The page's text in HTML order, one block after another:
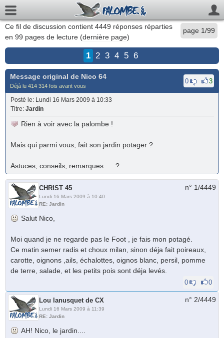
page 1/99
Ce fil de discussion contient 4449 réponses réparties
en 99 pages de lecture (dernière page)
1 2 3 4 5 6
Message original de Nico 64
Déjà lu 414 314 fois avant vous
0 3
Posté le: Lundi 16 Mars 2009 à 10:33
Titre: Jardin
Rien à voir avec la palombe !
Mais qui parmi vous, fait son jardin potager ?
Astuces, conseils, remarques .... ?
CHRIST 45
Lundi 16 Mars 2009 à 10:40
RE: Jardin
n° 1/4449
Salut Nico,
Moi quand je ne regarde pas le Foot , je fais mon potagé.
Ce matin semer radis et choux milan, sinon déja fait poireaux,
carotte, oignons ,ails, échalottes, oignos blanc, persil, pomme
de terre, salade, et les petits pois sont déja levés.
0 0
Lou lanusquet de CX
Lundi 16 Mars 2009 à 11:39
RE: Jardin
n° 2/4449
AH! Nico, le jardin....